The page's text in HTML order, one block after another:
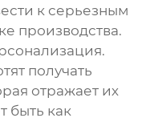
к серьезным
производства.
получать
отражает их
быть как